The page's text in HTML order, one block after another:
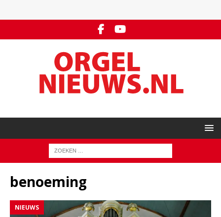
benoeming
NIEUWS